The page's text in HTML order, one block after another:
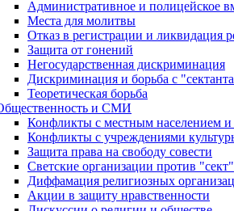
Административное и полицейское
Места для молитвы
Отказ в регистрации и ликвидация
Защита от гонений
Негосударственная дискриминация
Дискриминация и борьба с
Теоретическая борьба
и СМИ
Конфликты с местным населением и
Конфликты с учреждениями
Защита права на свободу совести
Светские организации против "сект"
Диффамация религиозных
Акции в защиту нравственности